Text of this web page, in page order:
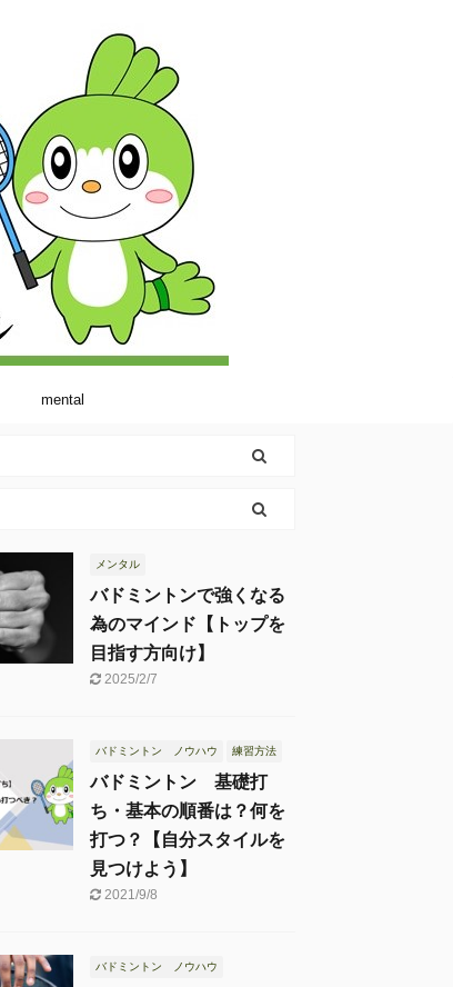
mental
メンタル
バドミントンで強くなる
為のマインド【トップを
目指す方向け】
2025/2/7
バドミントン ノウハウ 練習方法
バドミントン 基礎打
ち・基本の順番は？何を
打つ？【自分スタイルを
見つけよう】
2021/9/8
バドミントン ノウハウ